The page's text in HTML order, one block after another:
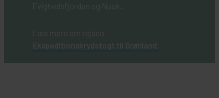
Evighedsfjorden og Nuuk.
Læs mere om rejsen
Ekspeditionskrydstogt til Grønland.